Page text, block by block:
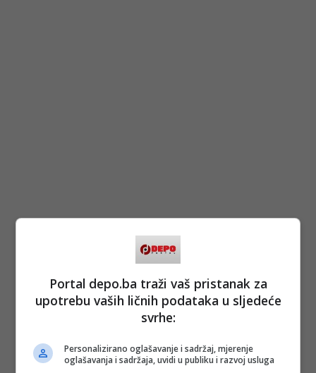
Portal depo.ba traži vaš pristanak za
upotrebu vaših ličnih podataka u sljedeće
svrhe:
Personalizirano oglašavanje i sadržaj, mjerenje
oglašavanja i sadržaja, uvidi u publiku i razvoj usluga